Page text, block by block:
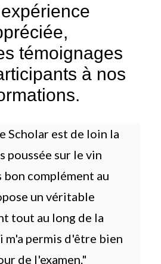
témoignages
à nos
Scholar est de loin la
poussée sur le vin
bon complément au
un véritable
tout au long de la
permis d'être bien
de l'examen."